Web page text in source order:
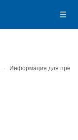
Информация для